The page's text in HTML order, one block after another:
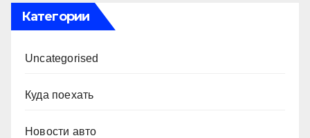
Категории
Uncategorised
Куда поехать
Новости авто